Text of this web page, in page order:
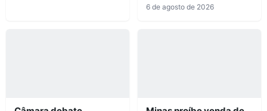
6 de agosto de 2026